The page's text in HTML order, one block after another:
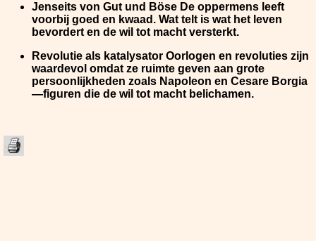
Jenseits von Gut und Böse De oppermens leeft
voorbij goed en kwaad. Wat telt is wat het leven
bevordert en de wil tot macht versterkt.
Revolutie als katalysator Oorlogen en revoluties zijn
waardevol omdat ze ruimte geven aan grote
persoonlijkheden zoals Napoleon en Cesare Borgia
—figuren die de wil tot macht belichamen.